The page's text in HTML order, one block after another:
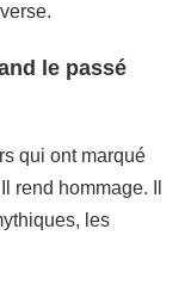
le passé
qui ont marqué
rend hommage. Il
les